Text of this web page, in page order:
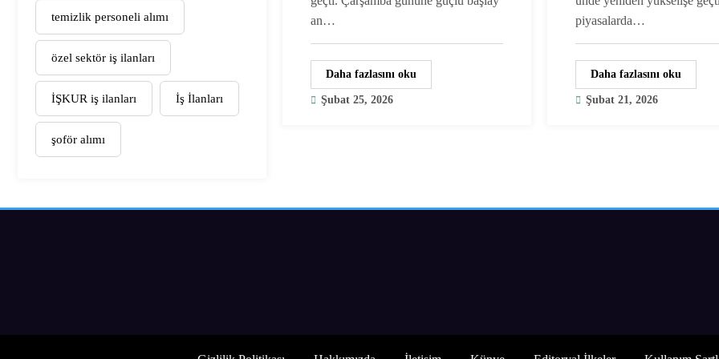
temizlik personeli alımı
özel sektör iş ilanları
İŞKUR iş ilanları İş İlanları
şoför alımı
an…
Daha fazlasını oku
Şubat 25, 2026
piyasalarda…
Daha fazlasını oku
Şubat 21, 2026